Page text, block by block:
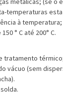
temperaturas
à
° C até 200° C.
tratamento
vácuo (sem